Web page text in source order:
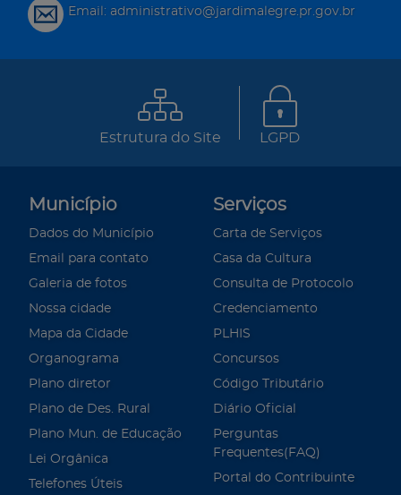
Email: administrativo@jardimalegre.pr.gov.br
Estrutura do Site LGPD
Município
Dados do Município
Email para contato
Galeria de fotos
Nossa cidade
Mapa da Cidade
Organograma
Plano diretor
Plano de Des. Rural
Plano Mun. de Educação
Lei Orgânica
Telefones Úteis
Serviços
Carta de Serviços
Casa da Cultura
Consulta de Protocolo
Credenciamento
PLHIS
Concursos
Código Tributário
Diário Oficial
Perguntas
Frequentes(FAQ)
Portal do Contribuinte